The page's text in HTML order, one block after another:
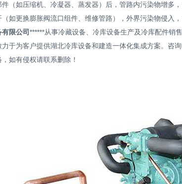
如压缩机、冷凝器、蒸发器）后，管路内污染物增多，
如更换膨胀阀流口组件、维修管路），外界污染物侵入，
限公司******从事冷藏设备、冷库设备生产及冷库配件销
于为客户提供湖北冷库设备和建造一体化集成方案。咨
有侵权请联系删除！